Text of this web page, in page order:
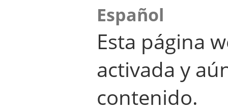
Español
Esta página
activada y
contenido.